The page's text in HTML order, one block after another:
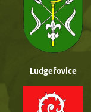
Ludgeřovice